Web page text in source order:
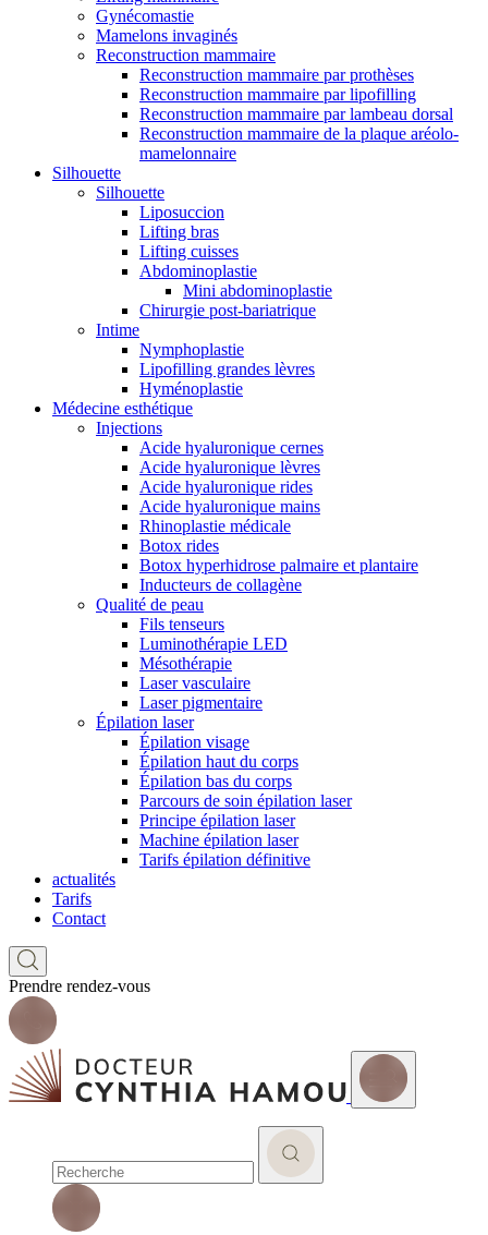
Gynécomastie
Mamelons invaginés
Reconstruction mammaire
Reconstruction mammaire par prothèses
Reconstruction mammaire par lipofilling
Reconstruction mammaire par lambeau dorsal
Reconstruction mammaire de la plaque aréolo-
mamelonnaire
Silhouette
Silhouette
Liposuccion
Lifting bras
Lifting cuisses
Abdominoplastie
Mini abdominoplastie
Chirurgie post-bariatrique
Intime
Nymphoplastie
Lipofilling grandes lèvres
Hyménoplastie
Médecine esthétique
Injections
Acide hyaluronique cernes
Acide hyaluronique lèvres
Acide hyaluronique rides
Acide hyaluronique mains
Rhinoplastie médicale
Botox rides
Botox hyperhidrose palmaire et plantaire
Inducteurs de collagène
Qualité de peau
Fils tenseurs
Luminothérapie LED
Mésothérapie
Laser vasculaire
Laser pigmentaire
Épilation laser
Épilation visage
Épilation haut du corps
Épilation bas du corps
Parcours de soin épilation laser
Principe épilation laser
Machine épilation laser
Tarifs épilation définitive
actualités
Tarifs
Contact
Prendre rendez-vous